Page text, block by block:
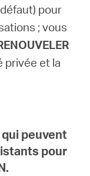
pour
; vous
privée et la
peuvent
pour